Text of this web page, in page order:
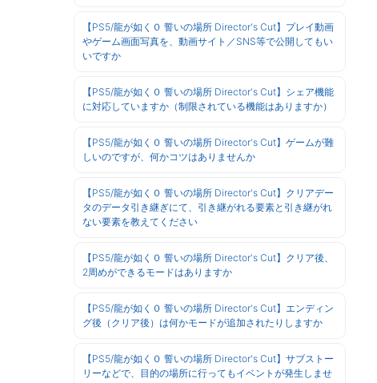
【PS5/龍が如く０ 誓いの場所 Director's Cut】プレイ動画
やゲーム画面写真を、動画サイト／SNS等で公開してもい
いですか
【PS5/龍が如く０ 誓いの場所 Director's Cut】シェア機能
に対応していますか（制限されている機能はありますか）
【PS5/龍が如く０ 誓いの場所 Director's Cut】ゲームが難
しいのですが、何かコツはありませんか
【PS5/龍が如く０ 誓いの場所 Director's Cut】クリアデー
タのデータ引き継ぎにて、引き継がれる要素と引き継がれ
ない要素を教えてください
【PS5/龍が如く０ 誓いの場所 Director's Cut】クリア後、
2周めができるモードはありますか
【PS5/龍が如く０ 誓いの場所 Director's Cut】エンディン
グ後（クリア後）は何かモードが追加されたりしますか
【PS5/龍が如く０ 誓いの場所 Director's Cut】サブストー
リーなどで、目的の場所に行ってもイベントが発生しませ